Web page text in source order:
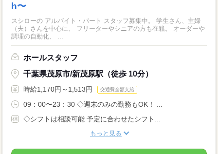
h〜
スシローの アルバイト・パート スタッフ募集中。 学生さん、主婦
（夫）さんを中心に、 フリーターやシニアの方も在籍。 オーダーや
調理の自動化、 ...
ホールスタッフ
千葉県茂原市/新茂原駅（徒歩 10分）
時給1,170円～1,513円 交通費全額支給
09：00〜23：30 ◇週末のみの勤務もOK！ ...
◇シフトは相談可能 予定に合わせたシフト...
もっと見る